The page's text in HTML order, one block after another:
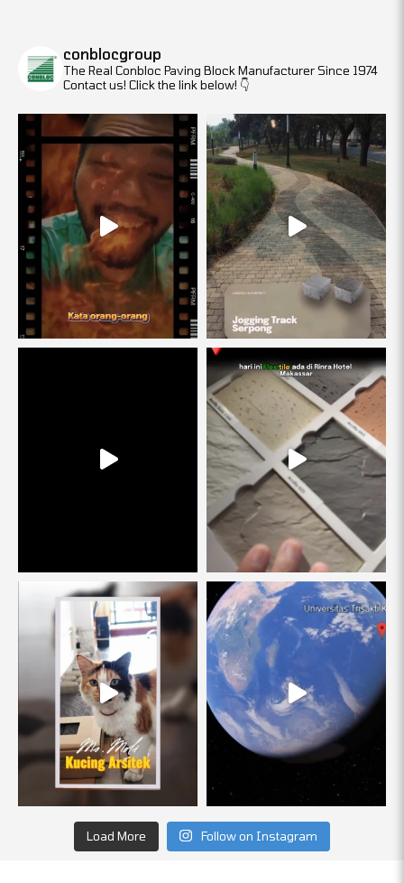
conblocgroup
The Real Conbloc Paving Block Manufacturer Since 1974
Contact us! Click the link below! 👇
Load More Follow on Instagram